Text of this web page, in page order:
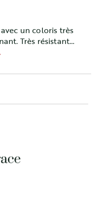
un coloris très
Très résistant